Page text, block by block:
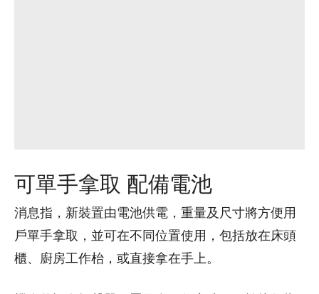
可單手拿取 配備電池
消息指，新裝置由電池供電，重量及尺寸將方便用
戶單手拿取，並可在不同位置使用，包括放在床頭
櫃、廚房工作枱，或直接拿在手上。